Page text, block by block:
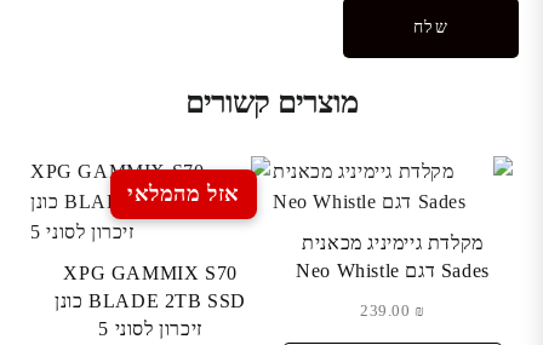
מוצרים קשורים
מקלדת גיימיניג מכאנית
Sades דגם Neo Whistle
₪
אזל מהמלאי
XPG GAMMIX S70
BLADE 2TB SSD כונן
זיכרון לסוני 5